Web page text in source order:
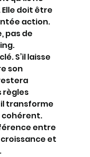
doit être
action.
pas de
S’il laisse
son
règles
transforme
cohérent.
entre
et